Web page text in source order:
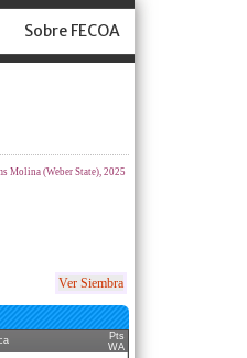
Sobre FECOA
Molina (Weber State), 2025
Ver Siembra
Pts
WA